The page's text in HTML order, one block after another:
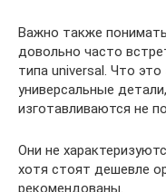
Важно также
довольно часто
типа universal. Что
универсальные
изготавливаются не
Они не
хотя стоят дешевле
рекомендованы.